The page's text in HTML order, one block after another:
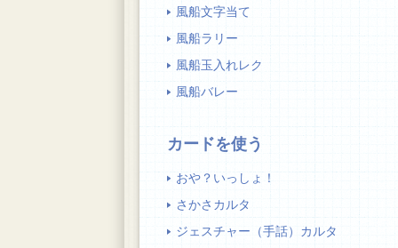
風船文字当て
風船ラリー
風船玉入れレク
風船バレー
カードを使う
おや？いっしょ！
さかさカルタ
ジェスチャー（手話）カルタ